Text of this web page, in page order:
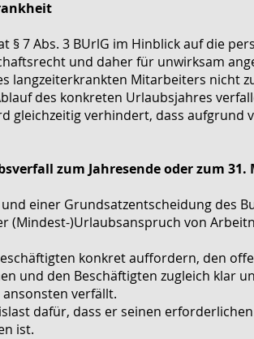
§ 7 Abs. 3 BUrlG im Hinblick auf die
und daher für unwirksam
langzeiterkrankten Mitarbeiters nicht
des konkreten Urlaubsjahres
gleichzeitig verhindert, dass aufgrund
zum Jahresende oder zum 31.
einer Grundsatzentscheidung des
(Mindest-)Urlaubsanspruch von
konkret auffordern, den
und den Beschäftigten zugleich klar
verfällt.
dafür, dass er seinen
ist.